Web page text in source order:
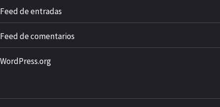
Feed de entradas
Feed de comentarios
WordPress.org